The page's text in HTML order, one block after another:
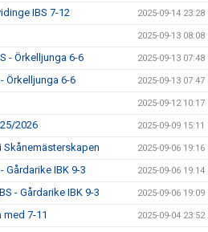
IBS 7-12 2025-09-14 23:28
2025-09-13 08:08
- Örkelljunga 6-6 2025-09-13 07:48
Örkelljunga 6-6 2025-09-13 07:47
2025-09-12 10:17
2026 2025-09-09 15:11
Skånemästerskapen 2025-09-06 19:16
IBK 9-3 2025-09-06 19:14
- Gårdarike IBK 9-3 2025-09-06 19:09
med 7-11 2025-09-04 23:52